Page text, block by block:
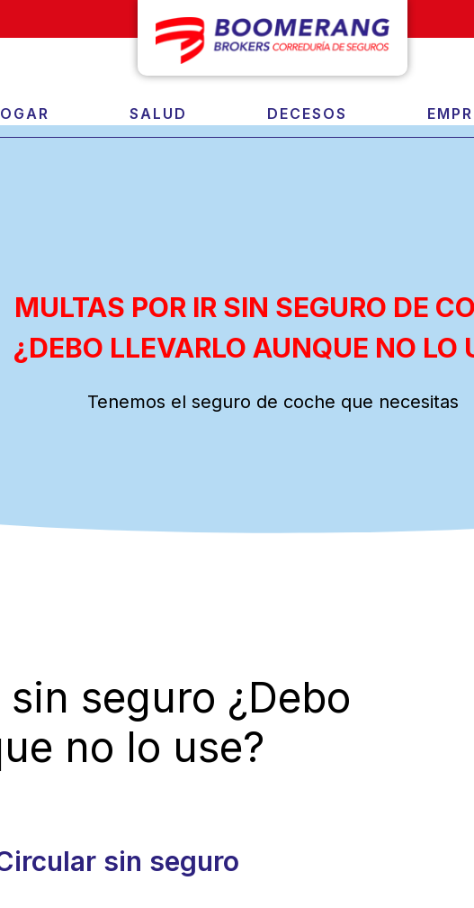
SALUD DECESOS
MULTAS POR IR SIN SEGURO DE
¿DEBO LLEVARLO AUNQUE NO LO
Tenemos el seguro de coche que necesitas
seguro ¿Debo
no lo use?
sin seguro